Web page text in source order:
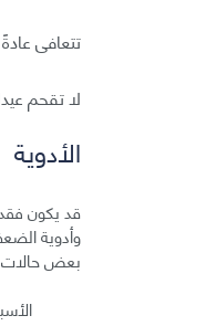
تتعافى
لا تقحم
الأدوية
قد يكون
وأدوية
بعض حالات